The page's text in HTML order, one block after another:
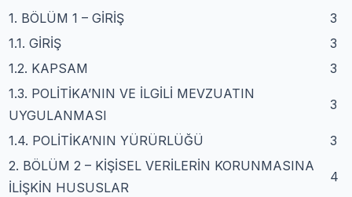
1. BÖLÜM 1 – GİRİŞ
3
1.1. GİRİŞ
3
1.2. KAPSAM
3
1.3. POLİTİKA’NIN VE İLGİLİ MEVZUATIN
UYGULANMASI
3
1.4. POLİTİKA’NIN YÜRÜRLÜĞÜ
3
2. BÖLÜM 2 – KİŞİSEL VERİLERİN KORUNMASINA
İLİŞKİN HUSUSLAR
4